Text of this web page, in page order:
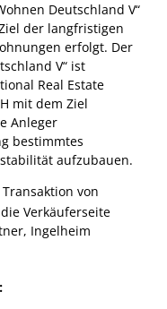
Deutschland V“
der langfristigen
erfolgt. Der
V“ ist
Real Estate
mit dem Ziel
Anleger
bestimmtes
aufzubauen.
von
Verkäuferseite
Ingelheim